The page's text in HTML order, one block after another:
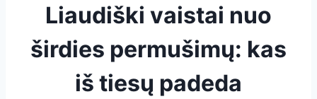
Liaudiški vaistai nuo
širdies permušimų: kas
iš tiesų padeda